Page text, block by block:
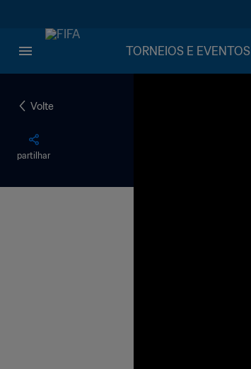
TORNEIOS E EVENTOS
Volte
partilhar